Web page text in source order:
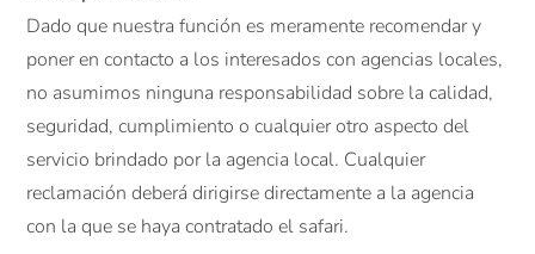
Dado que nuestra función es meramente recomendar y
poner en contacto a los interesados con agencias locales,
no asumimos ninguna responsabilidad sobre la calidad,
seguridad, cumplimiento o cualquier otro aspecto del
servicio brindado por la agencia local. Cualquier
reclamación deberá dirigirse directamente a la agencia
con la que se haya contratado el safari.